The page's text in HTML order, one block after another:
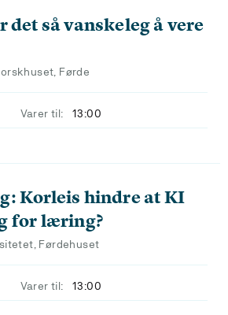
det så vanskeleg å vere
Førde
Varer til: 13:00
Korleis hindre at KI
for læring?
Førdehuset
Varer til: 13:00